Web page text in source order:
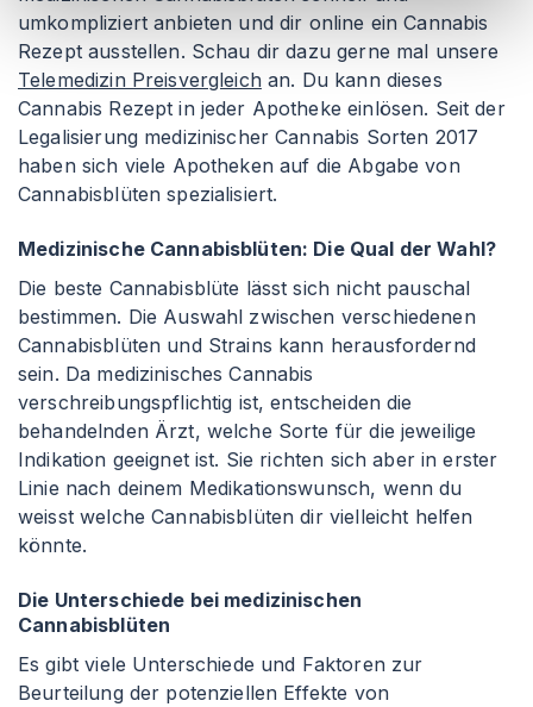
umkompliziert anbieten und dir online ein Cannabis
Rezept ausstellen. Schau dir dazu gerne mal unsere
Telemedizin Preisvergleich an. Du kann dieses
Cannabis Rezept in jeder Apotheke einlösen. Seit der
Legalisierung medizinischer Cannabis Sorten 2017
haben sich viele Apotheken auf die Abgabe von
Cannabisblüten spezialisiert.
Medizinische Cannabisblüten: Die Qual der Wahl?
Die beste Cannabisblüte lässt sich nicht pauschal
bestimmen. Die Auswahl zwischen verschiedenen
Cannabisblüten und Strains kann herausfordernd
sein. Da medizinisches Cannabis
verschreibungspflichtig ist, entscheiden die
behandelnden Ärzt, welche Sorte für die jeweilige
Indikation geeignet ist. Sie richten sich aber in erster
Linie nach deinem Medikationswunsch, wenn du
weisst welche Cannabisblüten dir vielleicht helfen
könnte.
Die Unterschiede bei medizinischen
Cannabisblüten
Es gibt viele Unterschiede und Faktoren zur
Beurteilung der potenziellen Effekte von